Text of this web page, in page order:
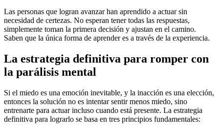
Las personas que logran avanzar han aprendido a actuar sin
necesidad de certezas. No esperan tener todas las respuestas,
simplemente toman la primera decisión y ajustan en el camino.
Saben que la única forma de aprender es a través de la experiencia.
La estrategia definitiva para romper con
la parálisis mental
Si el miedo es una emoción inevitable, y la inacción es una elección,
entonces la solución no es intentar sentir menos miedo, sino
entrenarte para actuar incluso cuando está presente. La estrategia
definitiva para lograrlo se basa en tres principios fundamentales: